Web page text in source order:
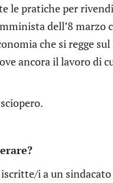
le pratiche per
dell’8 marzo
che si regge
ancora il lavoro di
i a un